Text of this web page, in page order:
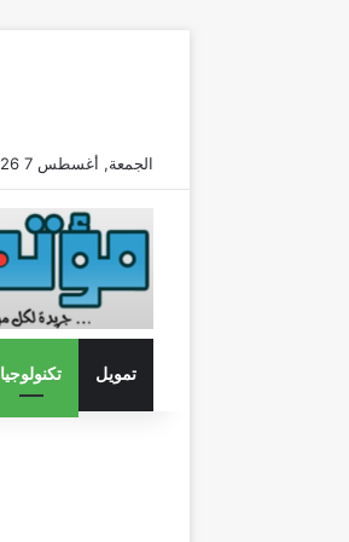
الجمعة, أغسطس 7 2026
تمويل تكنولوجيا